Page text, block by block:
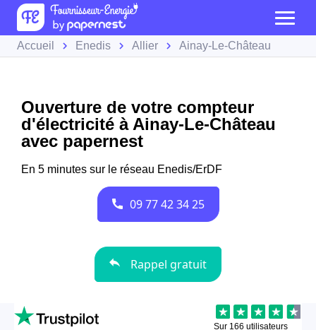
Accueil Enedis Allier Ainay-Le-Château